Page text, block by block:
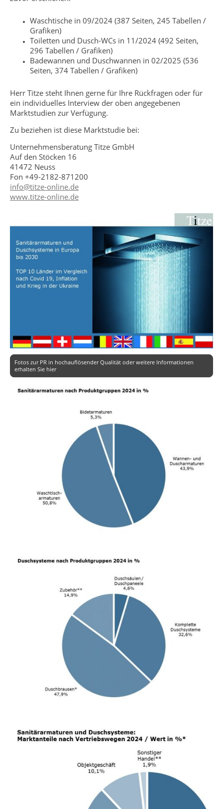
Waschtische in 09/2024 (387 Seiten, 245 Tabellen /
Grafiken)
Toiletten und Dusch-WCs in 11/2024 (492 Seiten,
296 Tabellen / Grafiken)
Badewannen und Duschwannen in 02/2025 (536
Seiten, 374 Tabellen / Grafiken)
Herr Titze steht Ihnen gerne für Ihre Rückfragen oder für
ein individuelles Interview der oben angegebenen
Marktstudien zur Verfügung.
Zu beziehen ist diese Marktstudie bei:
Unternehmensberatung Titze GmbH
Auf den Stöcken 16
41472 Neuss
Fon +49-2182-871200
info@titze-online.de
www.titze-online.de
Fotos zur PR in hochauflösender Qualität oder weitere Informationen
erhalten Sie hier